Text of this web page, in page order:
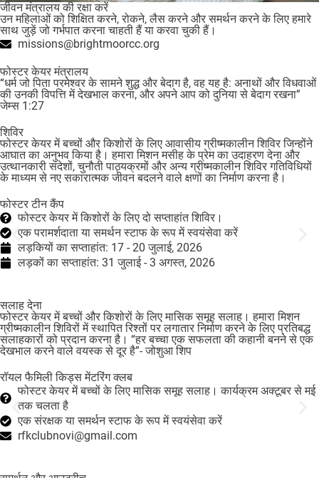
जीवन मंत्रालय की रक्षा करें
उन महिलाओं को शिक्षित करने, रोकने, लैस करने और समर्थन करने के लिए हमारे
साथ जुड़ें जो गर्भपात करना चाहती हैं या करवा चुकी हैं।
missions@brightmoorcc.org
फोस्टर केयर मंत्रालय
“धर्म जो पिता परमेश्वर के सामने शुद्ध और बेदाग है, वह यह है: अनाथों और विधवाओं
की उनकी विपत्ति में देखभाल करना, और अपने आप को दुनिया से बेदाग रखना”
जेम्स 1:27
शिविर
फोस्टर केयर में बच्चों और किशोरों के लिए आवासीय ग्रीष्मकालीन शिविर जिन्होंने
आघात का अनुभव किया है। हमारा मिशन मसीह के प्रेम का उदाहरण देना और
उत्थानकारी संदेशों, चुनौती पाठ्यक्रमों और अन्य ग्रीष्मकालीन शिविर गतिविधियों
के माध्यम से नए सकारात्मक जीवन बदलने वाले क्षणों का निर्माण करना है।
फोस्टर टीन कैंप
फोस्टर केयर में किशोरों के लिए दो सप्ताहांत शिविर।
एक परामर्शदाता या समर्थन स्टाफ के रूप में स्वयंसेवा करें
लड़कियों का सप्ताहांत: 17 - 20 जुलाई, 2026
लड़कों का सप्ताहांत: 31 जुलाई - 3 अगस्त, 2026
सलाह देना
फोस्टर केयर में बच्चों और किशोरों के लिए मासिक समूह सलाह। हमारा मिशन
ग्रीष्मकालीन शिविरों में स्थापित रिश्तों पर लगातार निर्माण करने के लिए प्रतिबद्ध
सलाहकारों को प्रदान करना है। “हर बच्चा एक सफलता की कहानी बनने से एक
देखभाल करने वाले वयस्क से दूर है”- जोशुआ शिप
रॉयल फैमिली किड्स मेंटरिंग क्लब
फोस्टर केयर में बच्चों के लिए मासिक समूह सलाह। कार्यक्रम अक्टूबर से मई
तक चलता है
एक संरक्षक या समर्थन स्टाफ के रूप में स्वयंसेवा करें
rfkclubnovi@gmail.com